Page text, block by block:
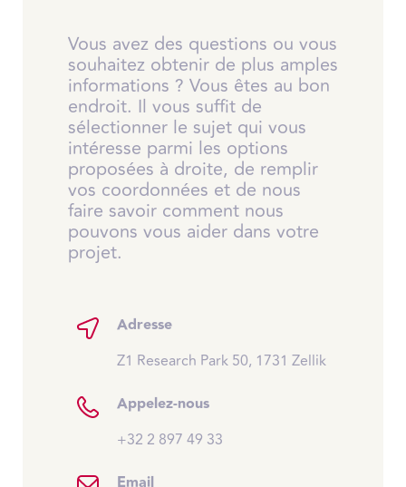
Vous avez des questions ou vous
souhaitez obtenir de plus amples
informations ? Vous êtes au bon
endroit. Il vous suffit de
sélectionner le sujet qui vous
intéresse parmi les options
proposées à droite, de remplir
vos coordonnées et de nous
faire savoir comment nous
pouvons vous aider dans votre
projet.
Adresse
Z1 Research Park 50, 1731 Zellik
Appelez-nous
+32 2 897 49 33